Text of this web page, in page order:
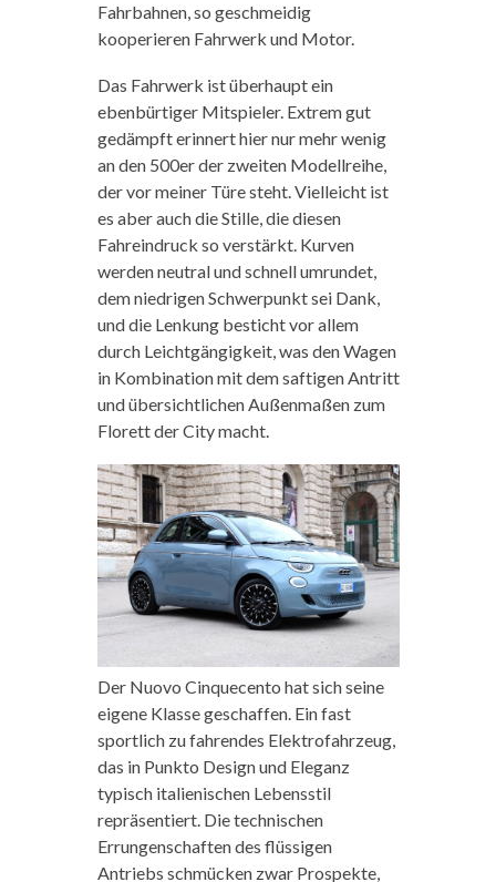
Fahrbahnen, so geschmeidig
kooperieren Fahrwerk und Motor.
Das Fahrwerk ist überhaupt ein
ebenbürtiger Mitspieler. Extrem gut
gedämpft erinnert hier nur mehr wenig
an den 500er der zweiten Modellreihe,
der vor meiner Türe steht. Vielleicht ist
es aber auch die Stille, die diesen
Fahreindruck so verstärkt. Kurven
werden neutral und schnell umrundet,
dem niedrigen Schwerpunkt sei Dank,
und die Lenkung besticht vor allem
durch Leichtgängigkeit, was den Wagen
in Kombination mit dem saftigen Antritt
und übersichtlichen Außenmaßen zum
Florett der City macht.
Der Nuovo Cinquecento hat sich seine
eigene Klasse geschaffen. Ein fast
sportlich zu fahrendes Elektrofahrzeug,
das in Punkto Design und Eleganz
typisch italienischen Lebensstil
repräsentiert. Die technischen
Errungenschaften des flüssigen
Antriebs schmücken zwar Prospekte,